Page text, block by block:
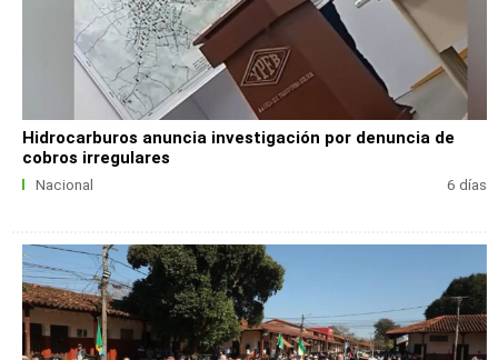
Hidrocarburos anuncia investigación por denuncia de
cobros irregulares
Nacional 6 días